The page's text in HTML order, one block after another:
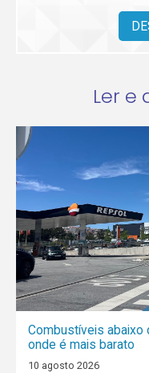
Ler e
Combustíveis abaixo
onde é mais barato
10 agosto 2026